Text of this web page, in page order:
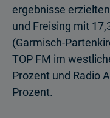
ergebnisse
und Freising mit
(Garmisch-
TOP FM im
Prozent und Radio
Prozent.